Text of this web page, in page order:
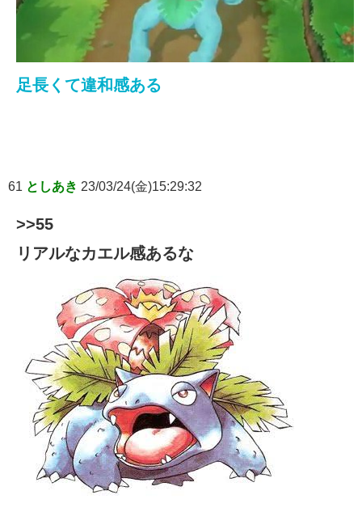
足長くて違和感ある
61 としあき 23/03/24(金)15:29:32
>>55
リアルなカエル感あるな